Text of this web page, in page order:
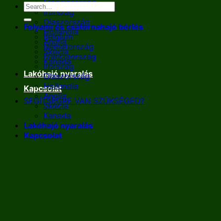
Franciaország
Írország
Olaszország
Hollandia
Anglia
Skócia
Kanada
Lakóhajó nyaralás
Kapcsolat
SEGÍTSÉGRE VAN SZÜKSÉGED?
Folyami és csatornahajó bérlés
Belgium
Németország
Franciaország
Írország
Olaszország
Hollandia
Anglia
Skócia
Kanada
Lakóhajó nyaralás
Kapcsolat